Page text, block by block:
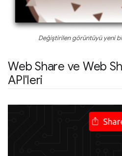
Değiştirilen görüntüyü yeni
Web Share ve Web
API'leri